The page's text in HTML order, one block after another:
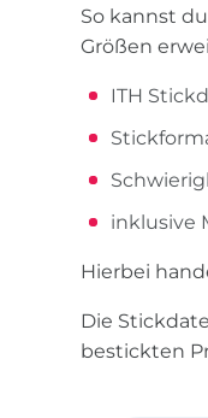
So kannst
Größen
ITH
inklusive
Hierbei
Die
bestickten